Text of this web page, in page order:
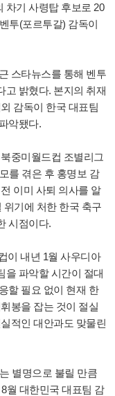
차기 사령탑 후보로 20
투(포르투갈) 감독이
스타뉴스를 통해 벤투
고 밝혔다. 본지의 취재
감독이 한국 대표팀
악됐다.
중미월드컵 조별리그
를 겪은 후 홍명보 감
이미 사퇴 의사를 알
위기에 처한 한국 축구
시점이다.
이 내년 1월 사우디아
을 파악할 시간이 절대
할 필요 없이 현재 한
봉을 잡는 것이 절실
적인 대안과도 맞물린
별명으로 불릴 만큼
월 대한민국 대표팀 감